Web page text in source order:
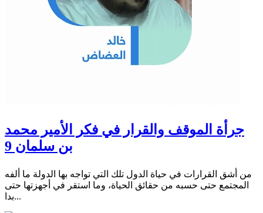
جرأة الموقف والقرار في فكر الأمير محمد
بن سلمان 9
من أشق القرارات في حياة الدول تلك التي تواجه بها الدولة ما ألفه
المجتمع حتى حسبه من حقائق الحياة، وما استقر في أجهزتها حتى
بدا...